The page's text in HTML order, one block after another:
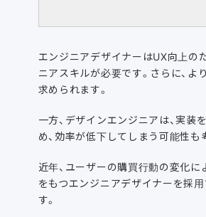
エンジニアデザイナーはUX向上の
ニアスキルが必要です。さらに、
求められます。
一方、デザインエンジニアは、実
め、効率が低下してしまう可能性も
近年、ユーザーの購買行動の変化
をもつエンジニアデザイナーを採
す。